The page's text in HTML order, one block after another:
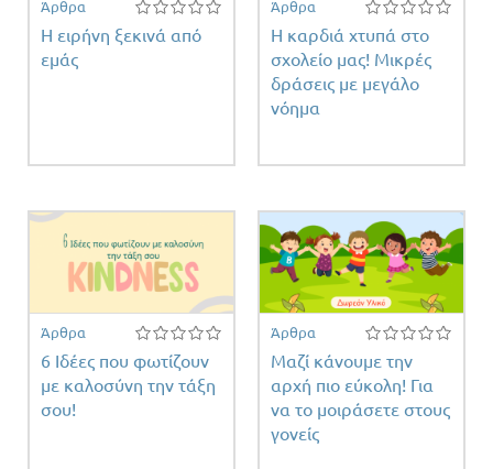
Άρθρα
Η ειρήνη ξεκινά από
εμάς
Άρθρα
Η καρδιά χτυπά στο
σχολείο μας! Μικρές
δράσεις με μεγάλο
νόημα
Άρθρα
6 Ιδέες που φωτίζουν
με καλοσύνη την τάξη
σου!
Άρθρα
Μαζί κάνουμε την
αρχή πιο εύκολη! Για
να το μοιράσετε στους
γονείς